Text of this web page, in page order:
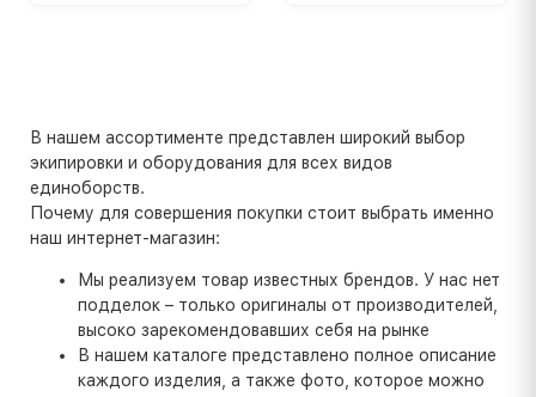
В нашем ассортименте представлен широкий выбор
экипировки и оборудования для всех видов
единоборств.
Почему для совершения покупки стоит выбрать именно
наш интернет-магазин:
Мы реализуем товар известных брендов. У нас нет
подделок – только оригиналы от производителей,
высоко зарекомендовавших себя на рынке
В нашем каталоге представлено полное описание
каждого изделия, а также фото, которое можно